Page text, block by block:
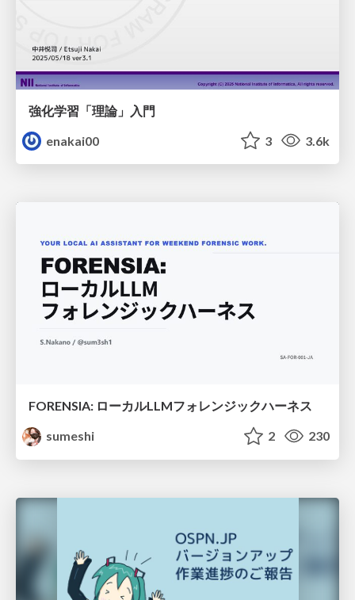
強化学習「理論」入門
enakai00
3 3.6k
FORENSIA: ローカルLLMフォレンジックハーネス
sumeshi
2 230